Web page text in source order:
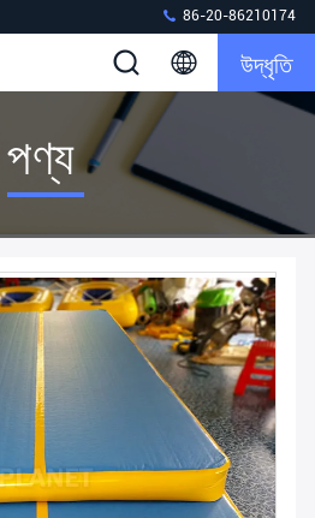
86-20-86210174
উদ্ধৃতি
পণ্য